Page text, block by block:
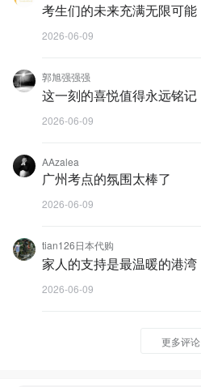
考生们的未来充满无限可能
2026-06-09
郭旭强强强
这一刻的喜悦值得永远铭记
2026-06-09
AAzalea
广州考点的氛围太棒了
2026-06-09
tian126日本代购
家人的支持是最温暖的港湾
2026-06-09
更多评论